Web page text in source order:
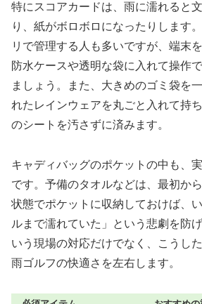
特にスコアカードは、雨に濡れると
り、紙がボロボロになったりします
リで管理する人も多いですが、端末
防水ケースや透明な袋に入れて操作
ましょう。また、大きめのゴミ袋を
れたレインウェアを丸ごと入れて持
のシートを汚さずに済みます。
キャディバッグのポケットの中も、
です。予備のタオルなどは、最初か
状態でポケットに収納しておけば、
ルまで濡れていた」という悲劇を防
いう現場の対応だけでなく、こうし
雨ゴルフの快適さを左右します。